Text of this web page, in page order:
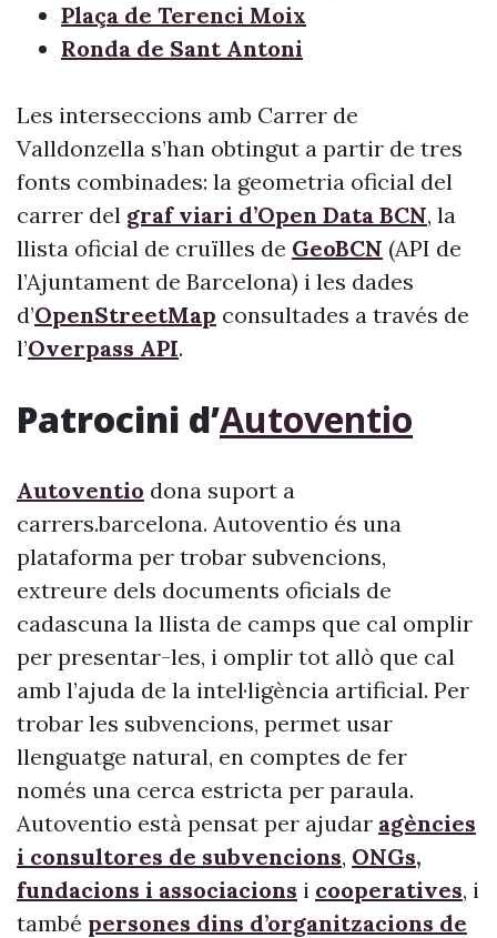
Plaça de Terenci Moix
Ronda de Sant Antoni
Les interseccions amb Carrer de
Valldonzella s’han obtingut a partir de tres
fonts combinades: la geometria oficial del
carrer del graf viari d’Open Data BCN, la
llista oficial de cruïlles de GeoBCN (API de
l’Ajuntament de Barcelona) i les dades
d’OpenStreetMap consultades a través de
l’Overpass API.
Patrocini d’Autoventio
Autoventio dona suport a
carrers.barcelona. Autoventio és una
plataforma per trobar subvencions,
extreure dels documents oficials de
cadascuna la llista de camps que cal omplir
per presentar-les, i omplir tot allò que cal
amb l’ajuda de la intel·ligència artificial. Per
trobar les subvencions, permet usar
llenguatge natural, en comptes de fer
només una cerca estricta per paraula.
Autoventio està pensat per ajudar agències
i consultores de subvencions, ONGs,
fundacions i associacions i cooperatives, i
també persones dins d’organitzacions de